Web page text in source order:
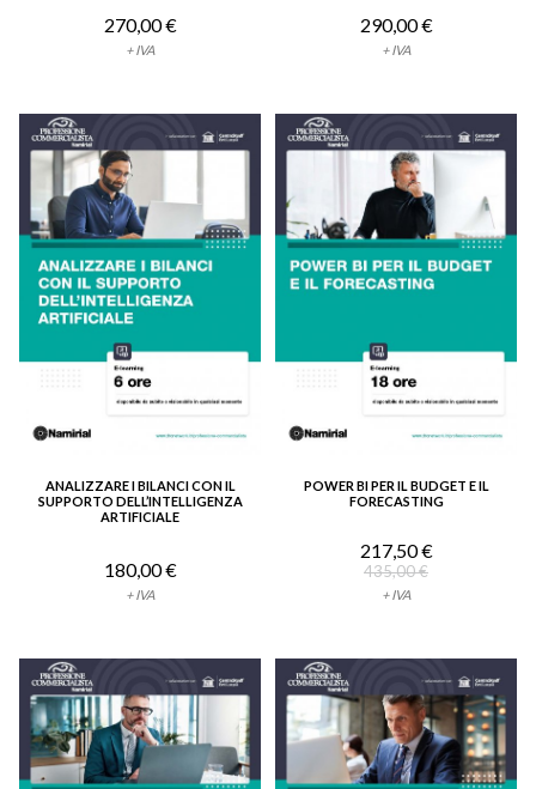
270,00 €
+ IVA
290,00 €
+ IVA
VEDI DETTAGLIO
ANALIZZARE I BILANCI CON IL
SUPPORTO DELL’INTELLIGENZA
ARTIFICIALE
180,00 €
+ IVA
VEDI DETTAGLIO
POWER BI PER IL BUDGET E IL
FORECASTING
217,50 €
435,00 €
+ IVA